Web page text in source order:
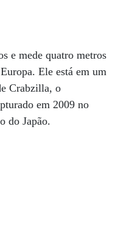
e mede quatro metros
Ele está em um
Crabzilla, o
em 2009 no
do Japão.